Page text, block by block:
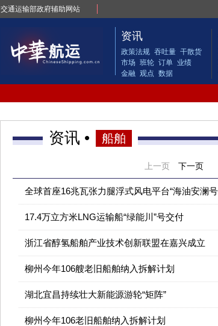
交通运输部政府辅助网站
资讯
政策法规 吞吐量 干散货
市场 班轮 订单 业绩
金融 观点 数据
资讯 • 船舶
上一页 下一页
全球首座16兆瓦张力腿浮式风电平台“海油安澜号
17.4万立方米LNG运输船“绿能川”号交付
浙江省醇氢船舶产业技术创新联盟在嘉兴成立
柳州今年106艘老旧船舶纳入拆解计划
湖北宜昌持续壮大新能源游轮“矩阵”
柳州今年106老旧船舶纳入拆解计划